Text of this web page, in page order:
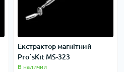
Екстрактор магнітний
Pro`sKit MS-323
В наличии